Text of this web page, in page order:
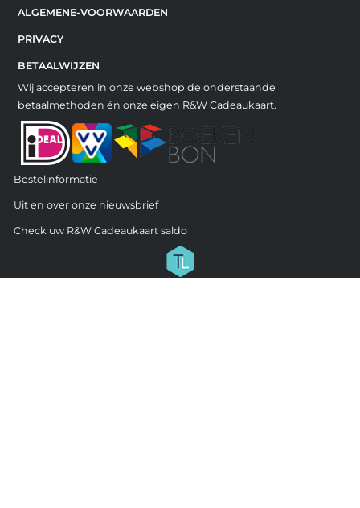
ALGEMENE-VOORWAARDEN
PRIVACY
BETAALWIJZEN
Wij accepteren in onze webshop de onderstaande
betaalmethoden én onze eigen R&W Cadeaukaart.
Bestelinformatie
Uit en over onze nieuwsbrief
Check uw R&W Cadeaukaart saldo